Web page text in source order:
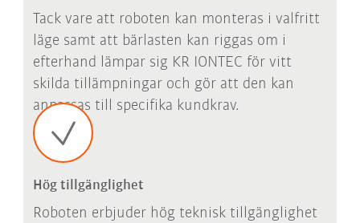
Tack vare att roboten kan monteras i valfritt
läge samt att bärlasten kan riggas om i
efterhand lämpar sig KR IONTEC för vitt
skilda tillämpningar och gör att den kan
anpassas till specifika kundkrav.
Hög tillgänglighet
Roboten erbjuder hög teknisk tillgänglighet